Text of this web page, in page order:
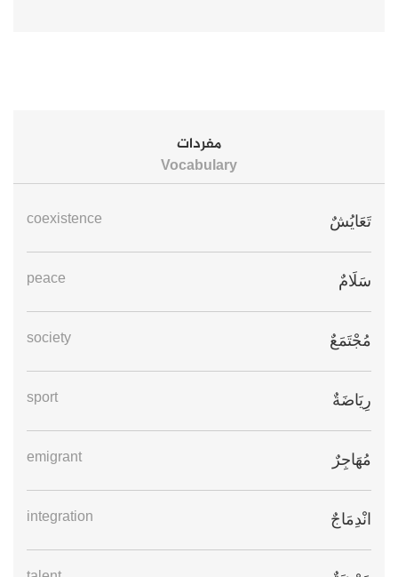
مفردات
Vocabulary
تَعَايُشٌ coexistence
سَلَامٌ peace
مُجْتَمَعٌ society
رِيَاضَةٌ sport
مُهَاجِرٌ emigrant
انْدِمَاجٌ integration